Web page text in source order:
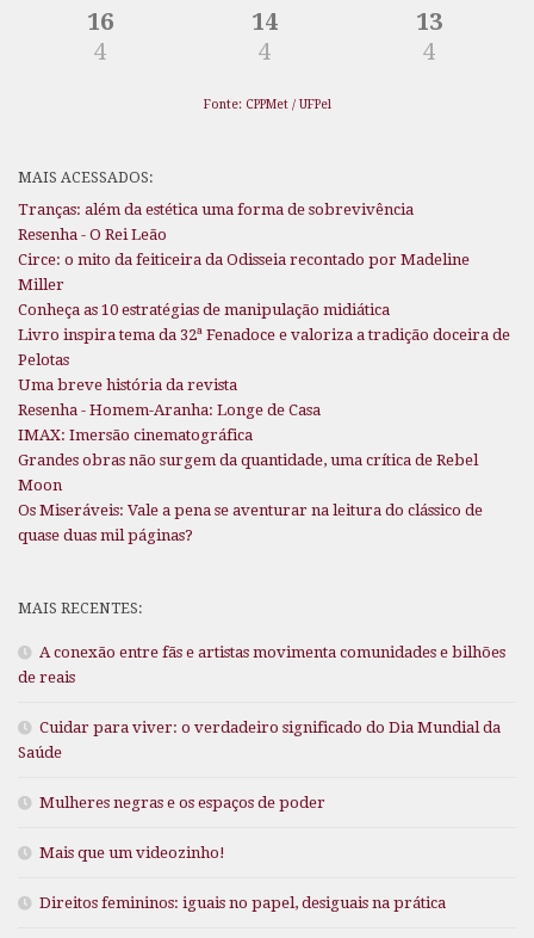
16
4
14
4
13
4
Fonte: CPPMet / UFPel
MAIS ACESSADOS:
Tranças: além da estética uma forma de sobrevivência
Resenha - O Rei Leão
Circe: o mito da feiticeira da Odisseia recontado por Madeline
Miller
Conheça as 10 estratégias de manipulação midiática
Livro inspira tema da 32ª Fenadoce e valoriza a tradição doceira de
Pelotas
Uma breve história da revista
Resenha - Homem-Aranha: Longe de Casa
IMAX: Imersão cinematográfica
Grandes obras não surgem da quantidade, uma crítica de Rebel
Moon
Os Miseráveis: Vale a pena se aventurar na leitura do clássico de
quase duas mil páginas?
MAIS RECENTES:
A conexão entre fãs e artistas movimenta comunidades e bilhões
de reais
Cuidar para viver: o verdadeiro significado do Dia Mundial da
Saúde
Mulheres negras e os espaços de poder
Mais que um videozinho!
Direitos femininos: iguais no papel, desiguais na prática